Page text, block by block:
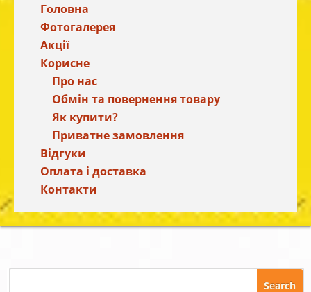
Головна
Фотогалерея
Акції
Корисне
Про нас
Обмін та повернення товару
Як купити?
Приватне замовлення
Відгуки
Оплата і доставка
Контакти